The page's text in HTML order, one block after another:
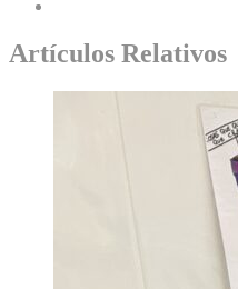
Artículos Relativos